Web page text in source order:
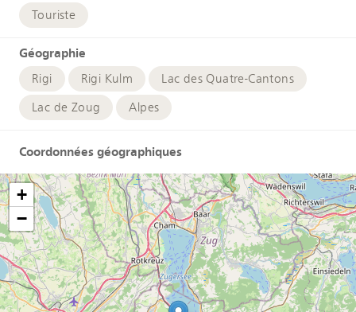
Touriste
Géographie
Rigi Rigi Kulm
Lac des Quatre-Cantons
Lac de Zoug
Alpes
Coordonnées géographiques
+
−